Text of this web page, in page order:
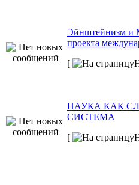
Эйнштейнизм и
проекта
[
НАУКА КАК
СИСТЕМА
[